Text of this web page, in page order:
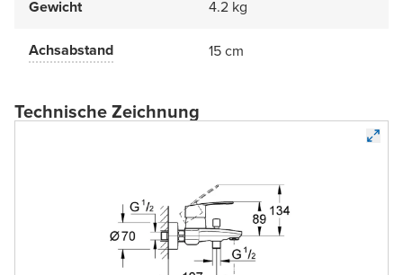
Gewicht 4.2 kg
Achsabstand 15 cm
Technische Zeichnung